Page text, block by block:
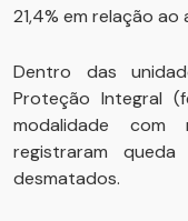
21,4% em relação ao
Dentro das
Proteção Integral
modalidade
registraram
desmatados.